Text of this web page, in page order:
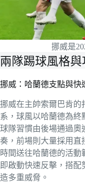
挪威是
兩隊踢球風格
挪威：哈蘭德支點與快
挪威在主帥索爾巴肯的
系，球風以哈蘭德為終
球隊習慣由後場通過奧
奏，前場則大量採用直
時間送往哈蘭德的活
即啟動快速反擊，搭
造多重威脅。